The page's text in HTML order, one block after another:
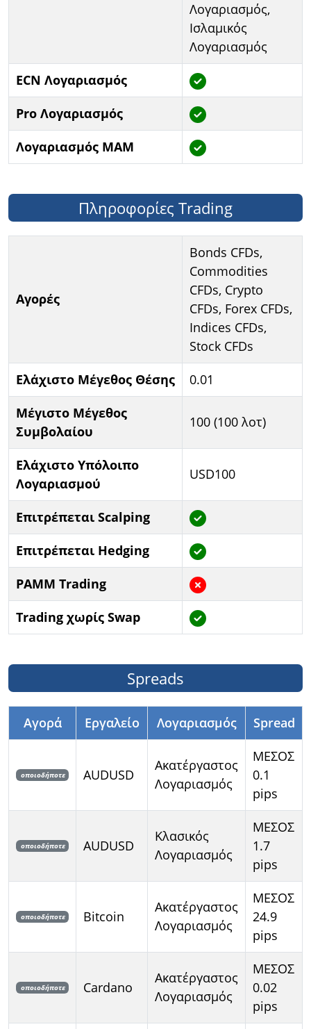
Λογαριασμός,
Ισλαμικός
Λογαριασμός
ECN Λογαριασμός
Pro Λογαριασμός
Λογαριασμός MAM
Πληροφορίες Trading
Αγορές
Bonds CFDs,
Commodities
CFDs, Crypto
CFDs, Forex CFDs,
Indices CFDs,
Stock CFDs
Ελάχιστο Μέγεθος Θέσης
0.01
Μέγιστο Μέγεθος
Συμβολαίου
100 (100 λοτ)
Ελάχιστο Υπόλοιπο
Λογαριασμού
USD100
Επιτρέπεται Scalping
Επιτρέπεται Hedging
PAMM Trading
Trading χωρίς Swap
Spreads
Αγορά Εργαλείο Λογαριασμός Spread
οποιοδήποτε AUDUSD
Ακατέργαστος
Λογαριασμός
ΜΕΣΟΣ
0.1
pips
οποιοδήποτε AUDUSD
Κλασικός
Λογαριασμός
ΜΕΣΟΣ
1.7
pips
οποιοδήποτε Bitcoin
Ακατέργαστος
Λογαριασμός
ΜΕΣΟΣ
24.9
pips
οποιοδήποτε Cardano
Ακατέργαστος
Λογαριασμός
ΜΕΣΟΣ
0.02
pips